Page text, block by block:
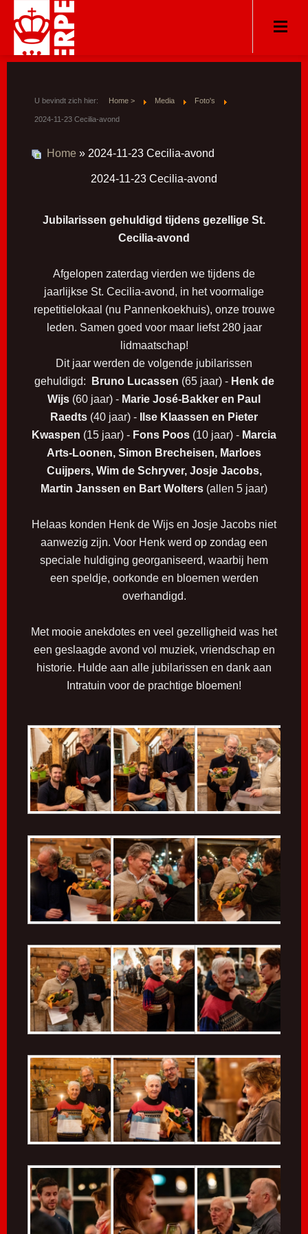
U bevindt zich hier: Home > Media Foto's
2024-11-23 Cecilia-avond
Home » 2024-11-23 Cecilia-avond
2024-11-23 Cecilia-avond
Jubilarissen gehuldigd tijdens gezellige St.
Cecilia-avond
Afgelopen zaterdag vierden we tijdens de
jaarlijkse St. Cecilia-avond, in het voormalige
repetitielokaal (nu Pannenkoekhuis), onze trouwe
leden. Samen goed voor maar liefst 280 jaar
lidmaatschap!
Dit jaar werden de volgende jubilarissen
gehuldigd:
Bruno Lucassen (65 jaar) - Henk de
Wijs (60 jaar) - Marie José-Bakker en Paul
Raedts (40 jaar) -
Ilse Klaassen en Pieter
Kwaspen (15 jaar) - Fons Poos (10 jaar) - Marcia
Arts-Loonen, Simon Brecheisen, Marloes
Cuijpers, Wim de Schryver, Josje Jacobs,
Martin Janssen en Bart Wolters (allen 5 jaar)
Helaas konden Henk de Wijs en Josje Jacobs niet
aanwezig zijn. Voor Henk werd op zondag een
speciale huldiging georganiseerd, waarbij hem
een speldje, oorkonde en bloemen werden
overhandigd.
Met mooie anekdotes en veel gezelligheid was het
een geslaagde avond vol muziek, vriendschap en
historie. Hulde aan alle jubilarissen en dank aan
Intratuin voor de prachtige bloemen!